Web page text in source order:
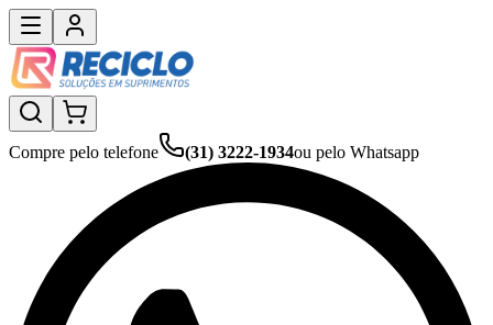
Compre pelo telefone (31) 3222-1934ou pelo Whatsapp